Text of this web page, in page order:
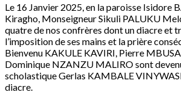
Le 16 Janvier 2025, en la paroisse Isidore
Kiragho, Monseigneur Sikuli PALUKU
quatre de nos confrères dont un diacre et
l’imposition de ses mains et la prière
Bienvenu KAKULE KAVIRI, Pierre
Dominique NZANZU MALIRO sont
scholastique Gerlas KAMBALE
diacre.